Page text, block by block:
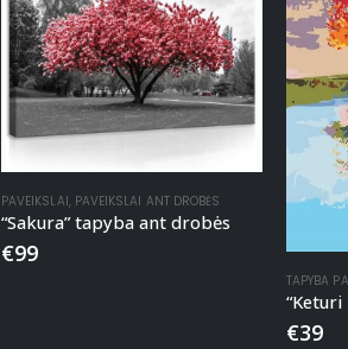
PAVEIKSLAI, PAVEIKSLAI ANT DROBĖS
“Sakura” tapyba ant drobės
€99
TAPYBA
€39